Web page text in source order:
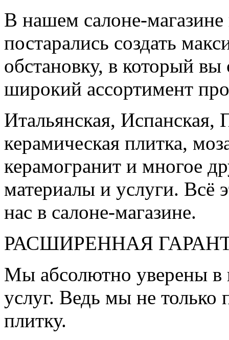
В нашем салоне-
постарались создать
обстановку, в который
широкий ассортимент
Итальянская, Испанская,
керамическая плитка,
керамогранит и многое
материалы и услуги. Всё
нас в салоне-магазине.
РАСШИРЕННАЯ
Мы абсолютно уверены в
услуг. Ведь мы не
плитку.